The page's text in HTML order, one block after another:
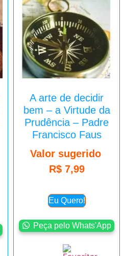
A arte de decidir
bem – a Virtude da
Prudência – Padre
Francisco Faus
Valor sugerido
R$7,99
Eu Quero!
Peça pelo Whats'App